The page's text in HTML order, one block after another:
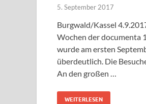
5. September 2017
Burgwald/Kassel
Wochen der documenta
wurde am ersten
überdeutlich. Die
An den großen …
WEITERLESEN